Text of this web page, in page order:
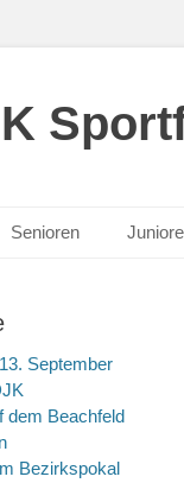
Senioren
September
dem Beachfeld
Bezirkspokal